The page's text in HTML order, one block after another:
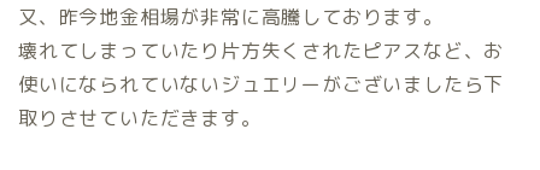
又、昨今地金相場が非常に高騰しております。
壊れてしまっていたり片方失くされたピアスなど、お
使いになられていないジュエリーがございましたら下
取りさせていただきます。